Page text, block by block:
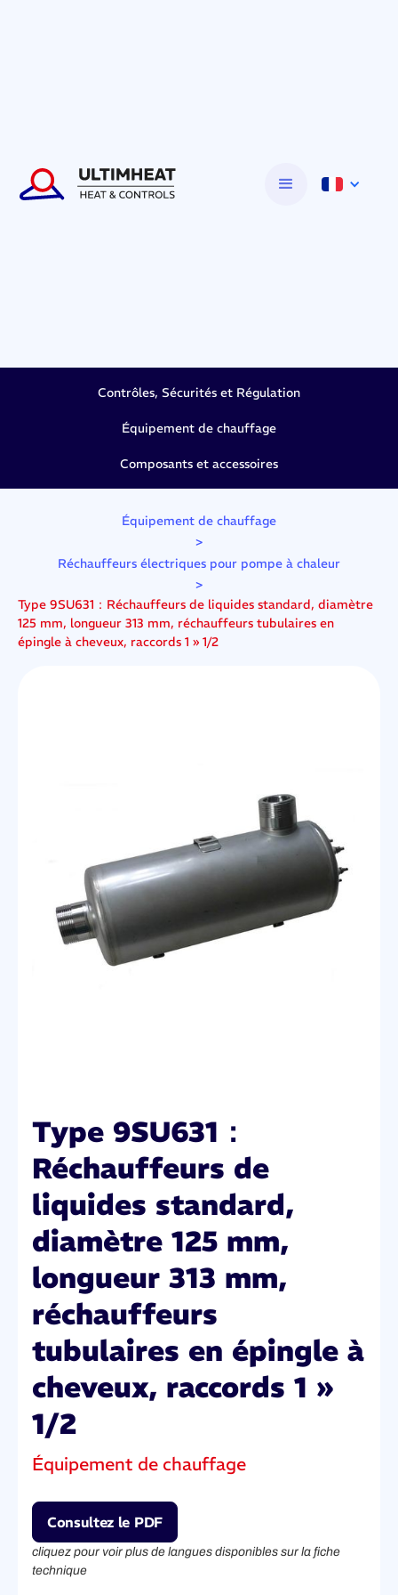
Contrôles, Sécurités et Régulation
Équipement de chauffage
Composants et accessoires
Équipement de chauffage
>
Réchauffeurs électriques pour pompe à chaleur
>
Type 9SU631：Réchauffeurs de liquides standard, diamètre
125 mm, longueur 313 mm, réchauffeurs tubulaires en
épingle à cheveux, raccords 1 » 1/2
Type 9SU631：
Réchauffeurs de
liquides standard,
diamètre 125 mm,
longueur 313 mm,
réchauffeurs
tubulaires en épingle à
cheveux, raccords 1 »
1/2
Équipement de chauffage
Consultez le PDF
cliquez pour voir plus de langues disponibles sur la fiche
technique